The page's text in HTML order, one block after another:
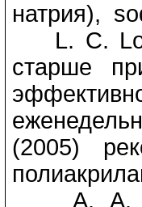
натрия),
L. C.
старше
(2005)
А. А.